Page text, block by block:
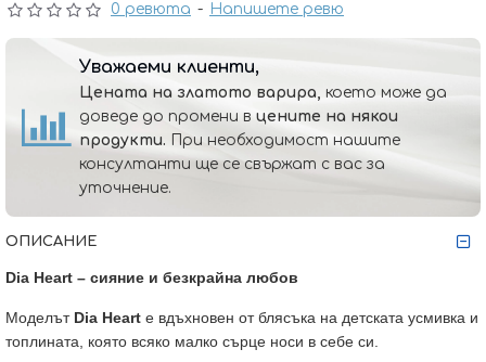
0 ревюта - Напишете ревю
Уважаеми клиенти,
Цената на златото варира, което може да
доведе до промени в цените на някои
продукти. При необходимост нашите
консултанти ще се свържат с вас за
уточнение.
ОПИСАНИЕ
Dia Heart – сияние и безкрайна любов
Моделът Dia Heart е вдъхновен от блясъка на детската усмивка и
топлината, която всяко малко сърце носи в себе си.